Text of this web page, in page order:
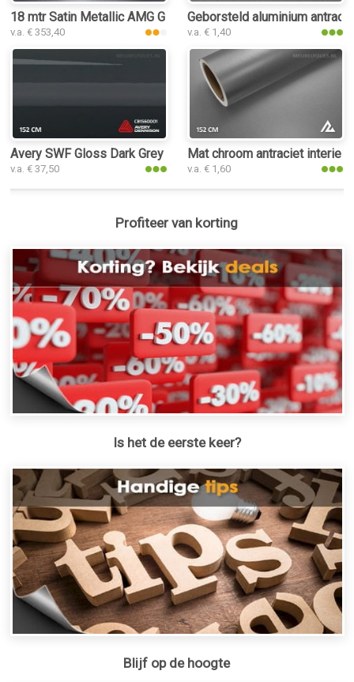
18 mtr Satin Metallic AMG Grey 3103 interieurfolie
v.a. € 353,40
Geborsteld aluminium
v.a. € 1,40
Avery SWF Gloss Dark Grey interieurfolie
v.a. € 37,50
Mat chroom antraciet
v.a. € 1,60
Profiteer van korting
Is het de eerste keer?
Blijf op de hoogte